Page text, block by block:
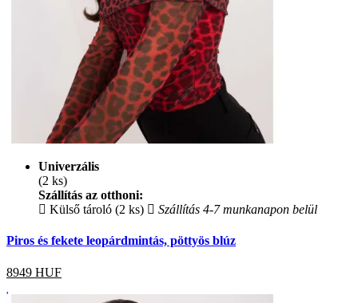
Univerzális
(2 ks)
Szállítás az otthoni:
Külső tároló (2 ks)
Szállítás 4-7 munkanapon belül
Piros és fekete leopárdmintás, pöttyös blúz
8949 HUF